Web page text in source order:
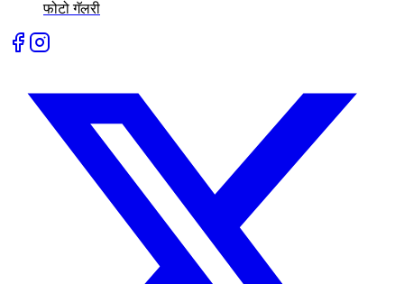
फोटो गॅलरी